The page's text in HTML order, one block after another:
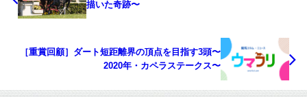
描いた奇跡〜
［重賞回顧］ダート短距離界の頂点を目指す3頭〜
2020年・カペラステークス〜